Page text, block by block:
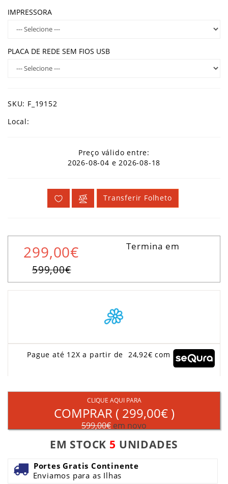
IMPRESSORA
PLACA DE REDE SEM FIOS USB
SKU: F_19152
Local:
Preço válido entre:
2026-08-04 e 2026-08-18
Transferir Folheto
299,00€
599,00€
Termina em
Pague até 12X a partir de 24,92€ com
CLIQUE AQUI PARA
COMPRAR ( 299,00€)
599,00€ em novo
EM STOCK 5 UNIDADES
Portes Gratis Continente
Enviamos para as Ilhas